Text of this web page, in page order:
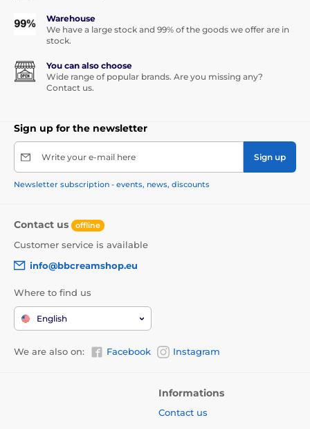
Warehouse
We have a large stock and 99% of the goods we offer are in
stock.
You can also choose
Wide range of popular brands. Are you missing any?
Contact us.
Sign up for the newsletter
Write your e-mail here Sign up
Newsletter subscription - events, news, discounts
Contact us offline
Customer service is available
info@bbcreamshop.eu
Where to find us
English
We are also on: Facebook Instagram
Informations
Contact us